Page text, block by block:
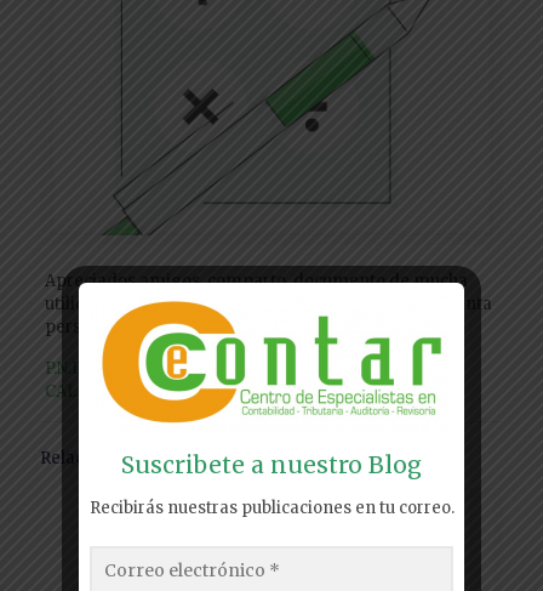
Apreciados amigos comparto documento de mucha
utilidad para esta temporada de declaraciones de renta
personas naturales año gravable 2022
P.N.DECLARANTES RENTA 2022-REQUISITOS Y
CALENDARIO
RelacionadosSuscribete a nuestro Blog
Recibirás nuestras publicaciones en tu correo.